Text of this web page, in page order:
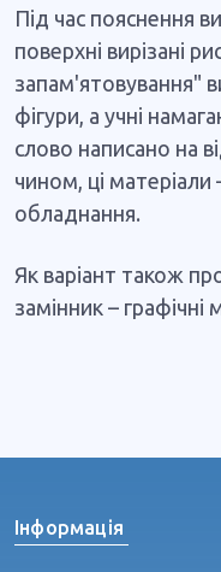
Під час пояснення
поверхні вирізані
запам'ятовування"
фігури, а учні
слово написано на
чином, ці матеріали
обладнання.
Як варіант також
замінник –
Інформація